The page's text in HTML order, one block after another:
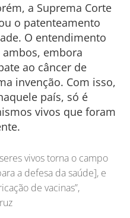
a Suprema Corte
o patenteamento
O entendimento
embora
ao câncer de
invenção. Com isso,
país, só é
vivos que foram
vivos torna o campo
a defesa da saúde], e
de vacinas”,